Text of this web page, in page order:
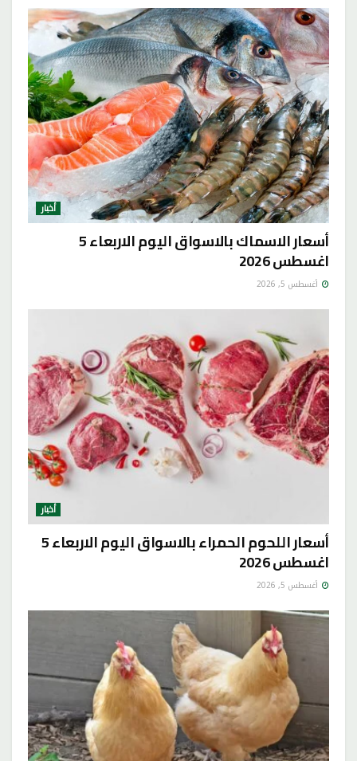
أخبار
أسعار الاسماك بالاسواق اليوم الاربعاء 5
اغسطس 2026
أغسطس 5, 2026
أخبار
أسعار اللحوم الحمراء بالاسواق اليوم الاربعاء 5
اغسطس 2026
أغسطس 5, 2026